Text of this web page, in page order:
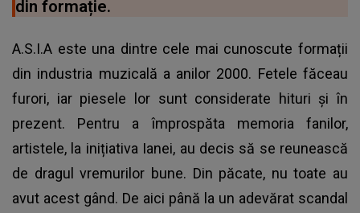
din formație.
A.S.I.A este una dintre cele mai cunoscute formații
din industria muzicală a anilor 2000. Fetele făceau
furori, iar piesele lor sunt considerate hituri și în
prezent. Pentru a împrospăta memoria fanilor,
artistele, la inițiativa Ianei, au decis să se reunească
de dragul vremurilor bune. Din păcate, nu toate au
avut acest gând. De aici până la un adevărat scandal